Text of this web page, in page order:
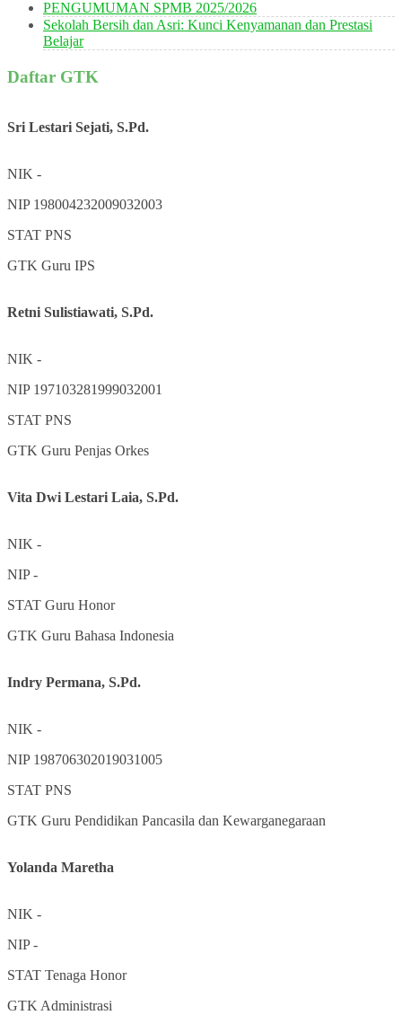
PENGUMUMAN SPMB 2025/2026
Sekolah Bersih dan Asri: Kunci Kenyamanan dan Prestasi
Belajar
Daftar GTK
Sri Lestari Sejati, S.Pd.
NIK -
NIP 198004232009032003
STAT PNS
GTK Guru IPS
Retni Sulistiawati, S.Pd.
NIK -
NIP 197103281999032001
STAT PNS
GTK Guru Penjas Orkes
Vita Dwi Lestari Laia, S.Pd.
NIK -
NIP-
STAT Guru Honor
GTK Guru Bahasa Indonesia
Indry Permana, S.Pd.
NIK -
NIP 198706302019031005
STAT PNS
GTK Guru Pendidikan Pancasila dan Kewarganegaraan
Yolanda Maretha
NIK -
NIP-
STAT Tenaga Honor
GTKAdministrasi